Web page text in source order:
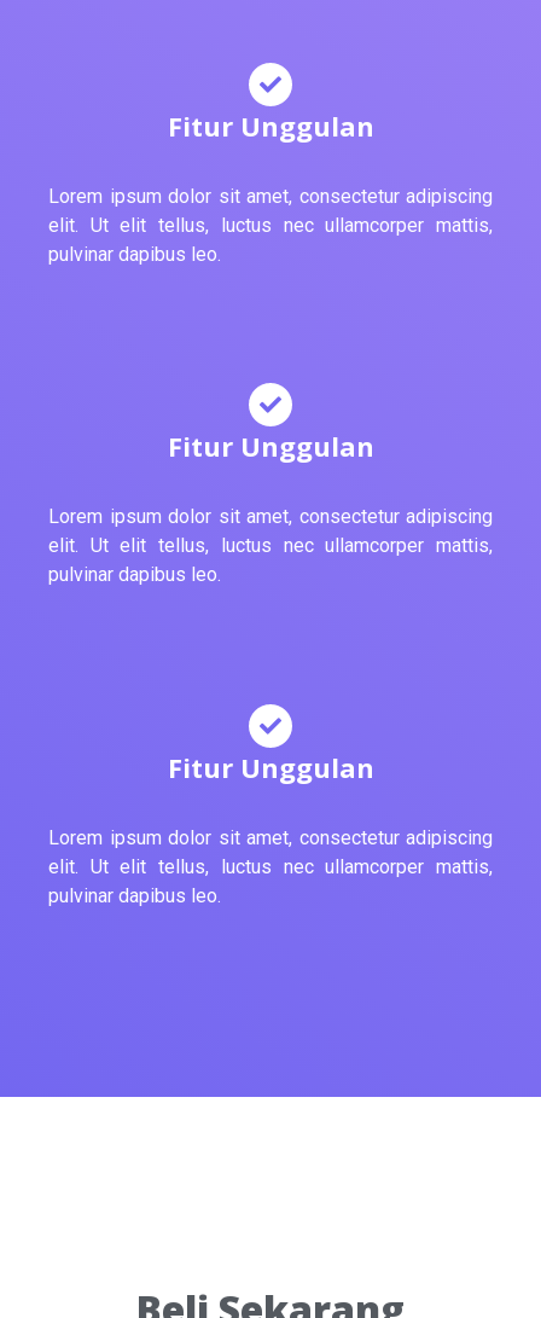
Fitur Unggulan
Lorem ipsum dolor sit amet, consectetur adipiscing
elit. Ut elit tellus, luctus nec ullamcorper mattis,
pulvinar dapibus leo.
Fitur Unggulan
Lorem ipsum dolor sit amet, consectetur adipiscing
elit. Ut elit tellus, luctus nec ullamcorper mattis,
pulvinar dapibus leo.
Fitur Unggulan
Lorem ipsum dolor sit amet, consectetur adipiscing
elit. Ut elit tellus, luctus nec ullamcorper mattis,
pulvinar dapibus leo.